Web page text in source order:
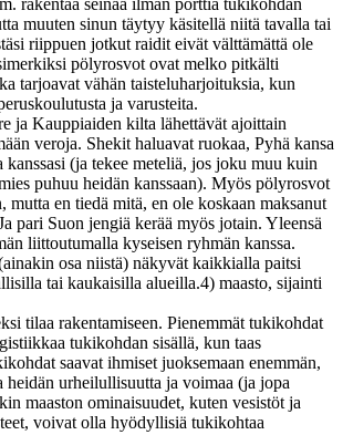
muuten sinun täytyy käsitellä niitä tavalla tai
riippuen jotkut raidit eivät välttämättä ole
pölyrosvot ovat melko pitkälti
tarjoavat vähän taisteluharjoituksia, kun
ja varusteita.
ja Kauppiaiden kilta lähettävät ajoittain
veroja. Shekit haluavat ruokaa, Pyhä kansa
kanssasi (ja tekee meteliä, jos joku muu kuin
puhuu heidän kanssaan). Myös pölyrosvot
mutta en tiedä mitä, en ole koskaan maksanut
pari Suon jengiä kerää myös jotain. Yleensä
liittoutumalla kyseisen ryhmän kanssa.
osa niistä) näkyvät kaikkialla paitsi
tai kaukaisilla alueilla.4) maasto, sijainti
tilaa rakentamiseen. Pienemmät tukikohdat
tukikohdan sisällä, kun taas
saavat ihmiset juoksemaan enemmän,
heidän urheilullisuutta ja voimaa (ja jopa
maaston ominaisuudet, kuten vesistöt ja
voivat olla hyödyllisiä tukikohtaa